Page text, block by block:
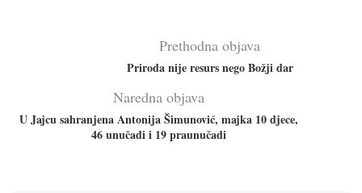
Prethodna objava
Priroda nije resurs nego Božji dar
Naredna objava
U Jajcu sahranjena Antonija Šimunović, majka 10 djece,
46 unučadi i 19 praunučadi